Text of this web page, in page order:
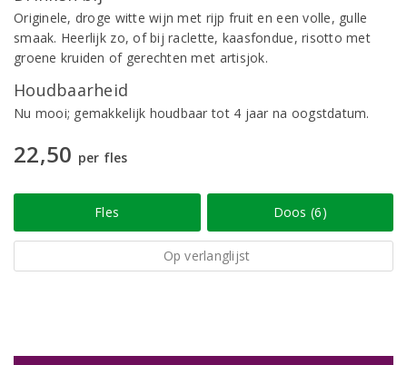
Originele, droge witte wijn met rijp fruit en een volle, gulle
smaak. Heerlijk zo, of bij raclette, kaasfondue, risotto met
groene kruiden of gerechten met artisjok.
Houdbaarheid
Nu mooi; gemakkelijk houdbaar tot 4 jaar na oogstdatum.
22,50 per fles
Fles Doos (6)
Op verlanglijst